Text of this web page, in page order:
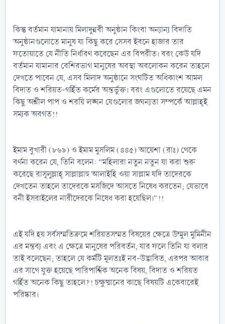
কিন্তু বর্তমান যামানায় মিলাদুন্নবী অনুষ্ঠান কিংবা অন্যান্য বিদাতি
অনুষ্ঠানগুলোতে মানুষ যা কিছু করে সেসব ইবনে হাজার তার
ফতোয়াতে যে নীতি নির্ধারণ করেছেন এর বিপরীত। বরং কেউ যদি
বর্তমান যামানার বেশিরভাগ মানুষের অবস্থা অবলোকন করেন তাহলে
দেখতে পাবেন যে, এসব মিলাদ অনুষ্ঠানে সংঘটিত অধিকাংশ আমল
বিদাত ও শরিয়ত-গর্হিত কর্মের অন্তর্ভুক্ত। বরং এগুলোতে রয়েছে এমন
কিছু অশ্লীল পাপ ও শরয়ি লঙ্ঘন যেগুলোর জঘন্যতা সম্পর্কে আল্লাহ্‌ই
সম্যক অবগত!!
ইমাম বুখারী (৮৬৯) ও ইমাম মুসলিম (৪৪৫) আয়েশা (রাঃ) থেকে
বর্ণনা করেন যে, তিনি বলেন: “মহিলারা নতুন নতুন যা করা শুরু
করেছে রাসূলুল্লাহ্‌ সাল্লাল্লাহু আলাইহি ওয়া সাল্লাম যদি তাদেরকে
দেখতেন তাহলে তাদেরকে মসজিদে আসতে নিষেধ করতেন; যেভাবে
বনী ইসরাইলের নারীদেরকে নিষেধ করা হয়েছিল।”!!
এই যদি হয় সর্বসম্মতিক্রমে শরিয়তসম্মত বিষয়ের ক্ষেত্রে উম্মুল মুমিনীন
এর মন্তব্য এবং এ ক্ষেত্রে মানুষের পরিবর্তন, যার ফলে তিনি যা বলার
তাই বলেছেন; তাহলে যে কর্মটি মূলতঃই নব-উদ্ভাবিত, এরপর আবার
এর সাথে যুক্ত হয়েছে পারিপার্শ্বিক অনেক বিষয়, বিদাত ও শরিয়ত
গর্হিত অনেক কিছু তাহলে?! চক্ষুষ্মানের কাছে বিষয়টি একেবারেই
পরিষ্কার।